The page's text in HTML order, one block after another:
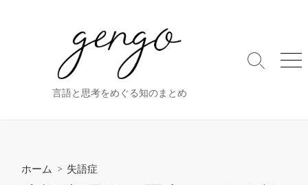
言語と思考をめぐる知のまとめ
検
メ
ホーム > 失語症